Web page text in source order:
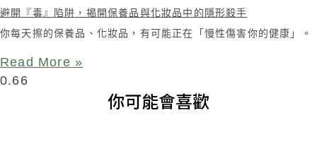
避開『毒』陷阱，揭開保養品與化妝品中的隱形殺手
你每天擦的保養品、化妝品，有可能正在「慢性傷害你的健康」。
Read More »
你可能會喜歡